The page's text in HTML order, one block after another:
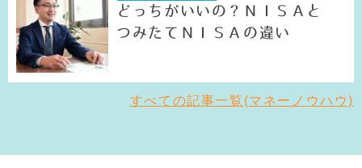
どっちがいいの？ＮＩＳＡと
つみたてＮＩＳＡの違い
すべての記事一覧(マネーノウハウ)